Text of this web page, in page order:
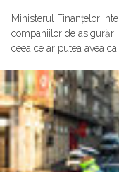
Ministerul Finanțelor
companiilor de
ceea ce ar putea avea